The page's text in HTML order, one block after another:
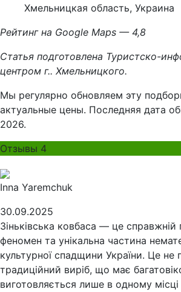
Хмельницкая область, Украина
Рейтинг на Google Maps — 4,8
Статья подготовлена Туристско-
центром г.. Хмельницкого.
Мы регулярно обновляем эту
актуальные цены. Последняя дата
2026.
Отзывы 4
Inna Yaremchuk
30.09.2025
Зіньківська ковбаса — це справжній
феномен та унікальна частина
культурної спадщини України. Це не
традиційний виріб, що має
виготовляється лише в одному місці